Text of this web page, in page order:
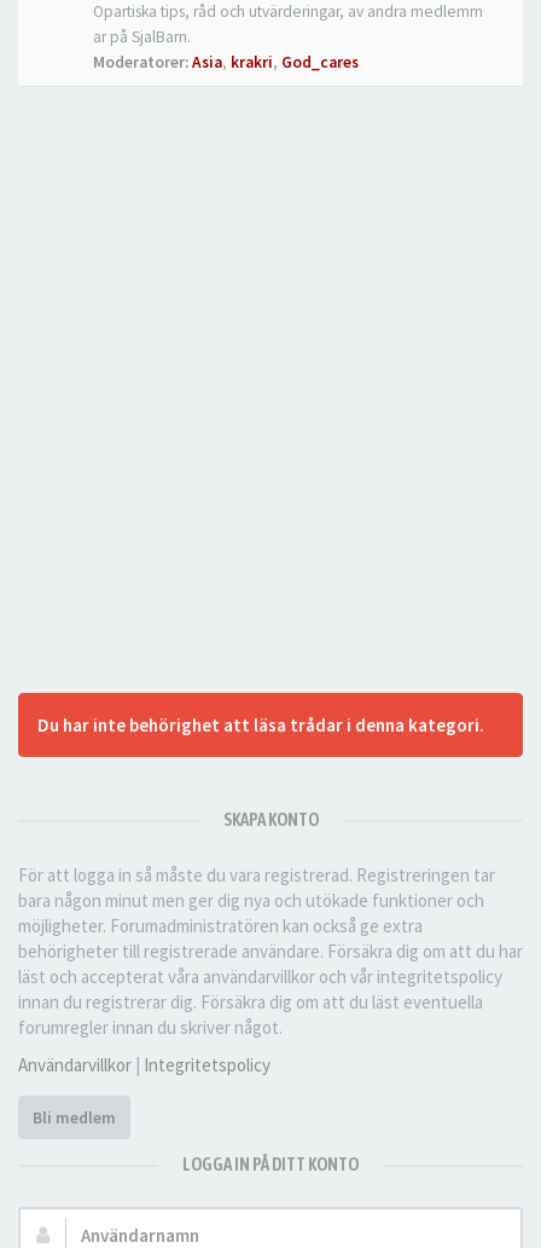
Opartiska tips, råd och utvärderingar, av andra medlemm
ar på SjalBarn.
Moderatorer:Asia, krakri, God_cares
Du har inte behörighet att läsa trådar i denna kategori.
SKAPA KONTO
För att logga in så måste du vara registrerad. Registreringen tar
bara någon minut men ger dig nya och utökade funktioner och
möjligheter. Forumadministratören kan också ge extra
behörigheter till registrerade användare. Försäkra dig om att du har
läst och accepterat våra användarvillkor och vår integritetspolicy
innan du registrerar dig. Försäkra dig om att du läst eventuella
forumregler innan du skriver något.
Användarvillkor | Integritetspolicy
Bli medlem
LOGGA IN PÅ DITT KONTO
Användarnamn: